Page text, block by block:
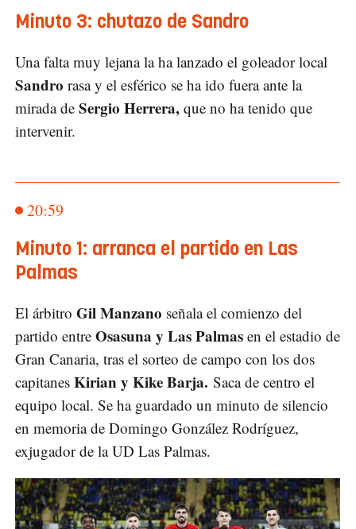
Minuto 3: chutazo de Sandro
Una falta muy lejana la ha lanzado el goleador local
Sandro rasa y el esférico se ha ido fuera ante la
mirada de Sergio Herrera, que no ha tenido que
intervenir.
20:59
Minuto 1: arranca el partido en Las
Palmas
El árbitro Gil Manzano señala el comienzo del
partido entre Osasuna y Las Palmas en el estadio de
Gran Canaria, tras el sorteo de campo con los dos
capitanes Kirian y Kike Barja. Saca de centro el
equipo local. Se ha guardado un minuto de silencio
en memoria de Domingo González Rodríguez,
exjugador de la UD Las Palmas.